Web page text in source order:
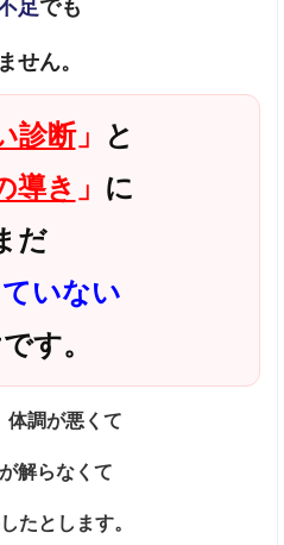
足でも
せん。
診断」
と
導き 」 に
だ
いない
す。
体調が悪くて
解らなくて
たとします。